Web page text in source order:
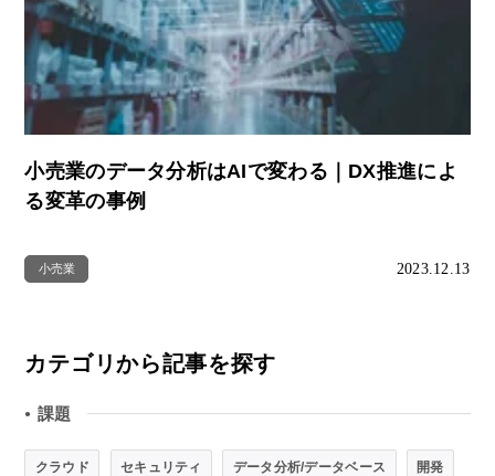
小売業のデータ分析はAIで変わる｜DX推進によ
る変革の事例
小売業 2023.12.13
カテゴリから記事を探す
● 課題
クラウド セキュリティ データ分析/データベース 開発